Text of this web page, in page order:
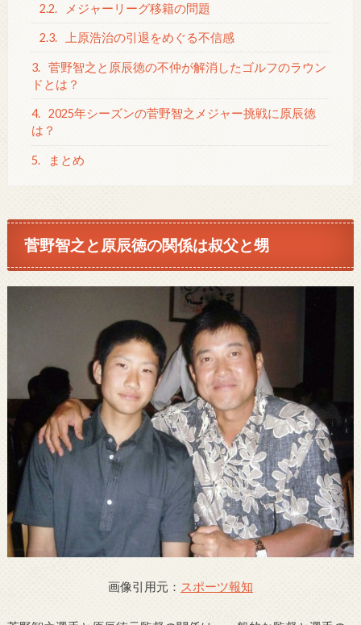
2.2. メジャーリーグ移籍の問題
2.3. 上原浩治の引退をめぐる不信感
3. 菅野智之と原辰徳の不仲が解消したゴルフのラウン
ドとは？
4. 2025年シーズンの菅野智之メジャー挑戦に原辰徳
は？
5. まとめ
菅野智之と原辰徳の関係は叔父と甥
画像引用元： スポーツ報知